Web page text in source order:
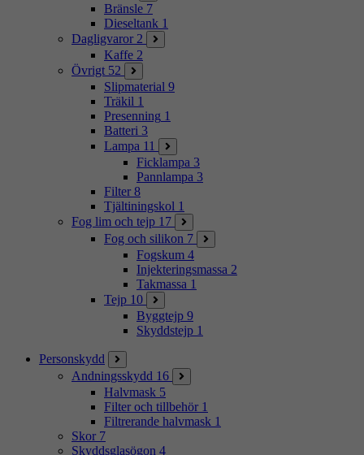
Bränsle 7
Dieseltank 1
Dagligvaror 2
Kaffe 2
Övrigt 52
Slipmaterial 9
Träkil 1
Presenning 1
Batteri 3
Lampa 11
Ficklampa 3
Pannlampa 3
Filter 8
Tjältiningskol 1
Fog lim och tejp 17
Fog och silikon 7
Fogskum 4
Injekteringsmassa 2
Takmassa 1
Tejp 10
Byggtejp 9
Skyddstejp 1
Personskydd
Andningsskydd 16
Halvmask 5
Filter och tillbehör 1
Filtrerande halvmask 1
Skor 7
Skyddsglasögon 4